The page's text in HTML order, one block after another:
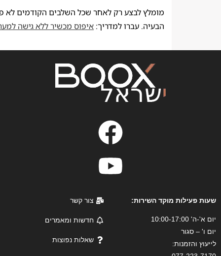
מומלץ לבצע רק לאחר שכל השלבים הקודמים לא
הבעיה. עברו למדריך: איפוס מכשיר ללא גישה
שעות פעילות מוקד השירות:
יום א'-ה' 10:00-17:00
יום ו' – סגור
לייעוץ והזמנות:
צור קשר
חדשות ומאמרים
שאלות נפוצות